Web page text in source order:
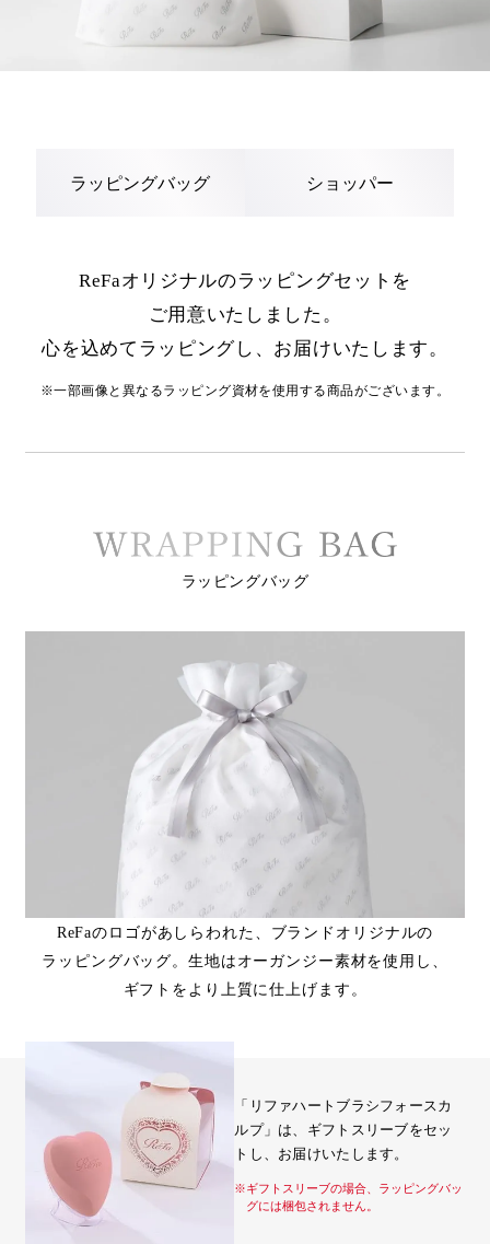
ラッピングバッグ ショッパー
ReFaオリジナルのラッピングセットを
ご用意いたしました。
心を込めてラッピングし、お届けいたします。
※一部画像と異なるラッピング資材を使用する商品がございます。
ラッピングバッグ
ReFaのロゴがあしらわれた、ブランドオリジナルの
ラッピングバッグ。生地はオーガンジー素材を使用し、
ギフトをより上質に仕上げます。
「リファハートブラシフォースカ
ルプ」は、ギフトスリーブをセッ
トし、お届けいたします。
※ギフトスリーブの場合、ラッピングバッ
グには梱包されません。